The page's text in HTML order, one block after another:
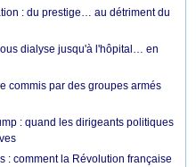
: du prestige… au détriment du
dialyse jusqu'à l'hôpital… en
commis par des groupes armés
: quand les dirigeants politiques
: comment la Révolution française